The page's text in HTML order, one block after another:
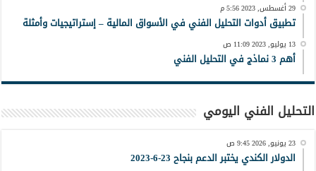
29 أغسطس, 2023 5:56 م
تطبيق أدوات التحليل الفني في الأسواق المالية – إستراتيجيات وأمثلة
13 يوليو, 2023 11:09 ص
أهم 3 نماذج في التحليل الفني
التحليل الفني اليومي
23 يونيو, 2026 9:45 ص
الدولار الكندي يختبر الدعم بنجاح 23-6-2023